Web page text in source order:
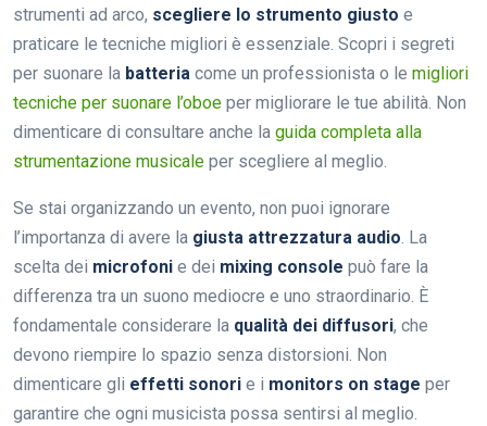
strumenti ad arco, scegliere lo strumento giusto e
praticare le tecniche migliori è essenziale. Scopri i segreti
per suonare la batteria come un professionista o le migliori
tecniche per suonare l’oboe per migliorare le tue abilità. Non
dimenticare di consultare anche la guida completa alla
strumentazione musicale per scegliere al meglio.
Se stai organizzando un evento, non puoi ignorare
l’importanza di avere la giusta attrezzatura audio. La
scelta dei microfoni e dei mixing console può fare la
differenza tra un suono mediocre e uno straordinario. È
fondamentale considerare la qualità dei diffusori, che
devono riempire lo spazio senza distorsioni. Non
dimenticare gli effetti sonori e i monitors on stage per
garantire che ogni musicista possa sentirsi al meglio.